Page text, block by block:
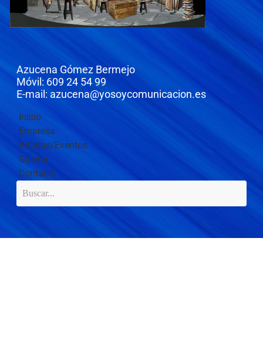
Azucena Gómez Bermejo
Móvil: 609 24 54 99
E-mail: azucena@yosoycomunicacion.es
Inicio
Empresa
Artistas/Eventos
Galería
Contacto